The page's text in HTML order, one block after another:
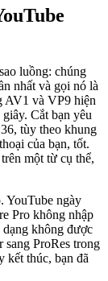
luồng: chúng
nhất và gọi nó là
AV1 và VP9 hiện
Cắt bạn yêu
tùy theo khung
của bạn, tốt.
một từ cụ thể,
YouTube ngày
Pro không nhập
không được
sang ProRes trong
kết thúc, bạn đã